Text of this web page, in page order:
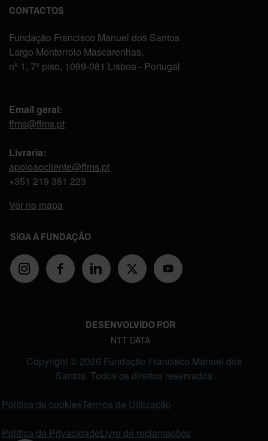
CONTACTOS
Fundação Francisco Manuel dos Santos
Largo Monterroio Mascarenhas,
nº 1, 7º piso, 1099-081 Lisboa - Portugal
Email geral:
ffms@ffms.pt
Livraria:
apoioaocliente@ffms.pt
+351 219 381 223
Ver no mapa
SIGA A FUNDAÇÃO
DESENVOLVIDO POR
NTT DATA
Copyright © 2026 Fundação Francisco Manuel dos
Santos. Todos os direitos reservados
Política de cookiesTermos de Utilização
Política de PrivacidadeLivro de reclamações